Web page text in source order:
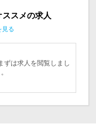
スメの求人
見る
ずは求人を閲覧しまし